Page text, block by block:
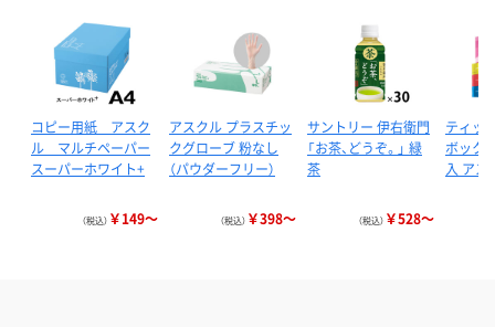
コピー用紙 アスク
ル マルチペーパー
スーパーホワイト+
（税込） ￥149～
アスクル プラスチッ
クグローブ 粉なし
（パウダーフリー）
（税込） ￥398～
サントリー 伊右衛門
「お茶、どうぞ。」 緑
茶
（税込） ￥528～
ティッ
ボック
入 ア